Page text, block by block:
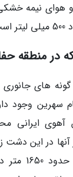
هوای نیمه خشکی
در منطقه
های
سهرین وجود
آهوی ایرانی
400 راس از آنها در
این دشت که